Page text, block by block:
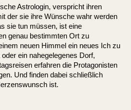
Astrologin, verspricht ihren
der sie ihre Wünsche wahr werden
sie tun müssen, ist eine
genau bestimmten Ort zu
neuen Himmel ein neues Ich zu
ein nahegelegenes Dorf,
erfahren die Protagonisten
Und finden dabei schließlich
ist.